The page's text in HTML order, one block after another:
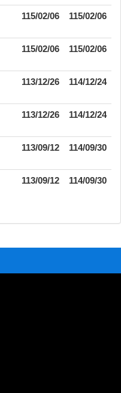
115/02/06 115/02/06
115/02/06 115/02/06
113/12/26 114/12/24
113/12/26 114/12/24
113/09/12 114/09/30
113/09/12 114/09/30